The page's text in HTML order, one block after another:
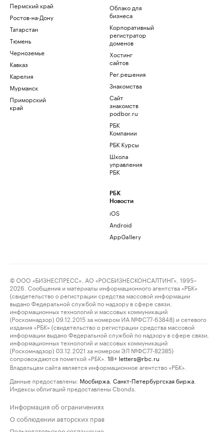
Пермский край
Ростов-на-Дону
Татарстан
Тюмень
Черноземье
Кавказ
Карелия
Мурманск
Приморский
край
Облако для
бизнеса
Корпоративный
регистратор
доменов
Хостинг
сайтов
Рег.решения
Знакомства
Сайт
знакомств
podbor.ru
РБК
Компании
РБК Курсы
Школа
управления
РБК
РБК
Новости
iOS
Android
AppGallery
© ООО «БИЗНЕСПРЕСС», АО «РОСБИЗНЕСКОНСАЛТИНГ», 1995–
2026. Сообщения и материалы информационного агентства «РБК»
(свидетельство о регистрации средства массовой информации
выдано Федеральной службой по надзору в сфере связи,
информационных технологий и массовых коммуникаций
(Роскомнадзор) 09.12.2015 за номером ИА №ФС77-63848) и сетевого
издания «РБК» (свидетельство о регистрации средства массовой
информации выдано Федеральной службой по надзору в сфере связи,
информационных технологий и массовых коммуникаций
(Роскомнадзор) 03.12.2021 за номером ЭЛ №ФС77-82385)
сопровождаются пометкой «РБК».
18+ letters@rbc.ru
Владельцем сайта является информационное агентство «РБК».
Данные предоставлены: Мосбиржа Санкт-Петербургская биржа
Индексы облигаций предоставлены Cbonds.
Информация об ограничениях
О соблюдении авторских прав